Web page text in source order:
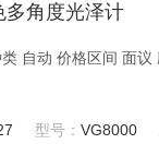
多角度光泽计
型号：VG8000